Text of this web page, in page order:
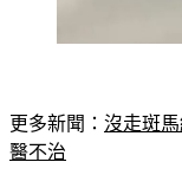
更多新聞：